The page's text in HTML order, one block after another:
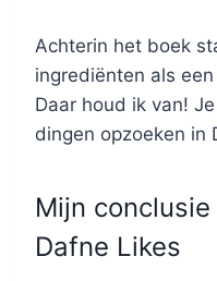
Achterin het boek
ingrediënten als
Daar houd ik van!
dingen opzoeken in
Mijn
Dafne Likes